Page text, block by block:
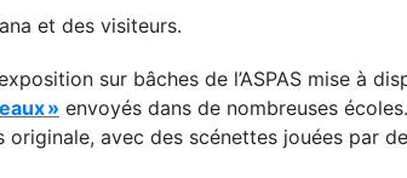
sur bâches de l’ASPAS mise à
» envoyés dans de nombreuses écoles.
originale, avec des scénettes jouées par